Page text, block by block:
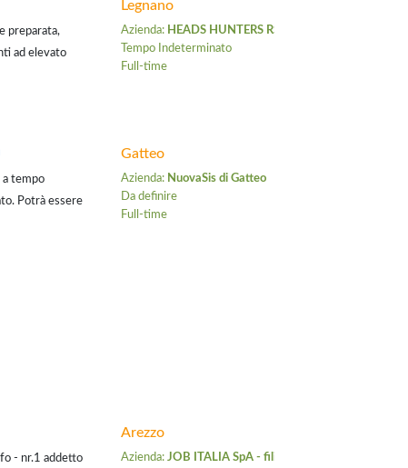
preparata,
ad elevato
amano un
Legnano
Azienda: HEADS HUNTERS RS
Tempo Indeterminato
Full-time
a tempo
Potrà essere
altre
Gatteo
Azienda: NuovaSis di Gatteo
Da definire
Full-time
- nr.1 addetto
Arezzo
Azienda:JOB ITALIA SpA - filiale di Arezzo